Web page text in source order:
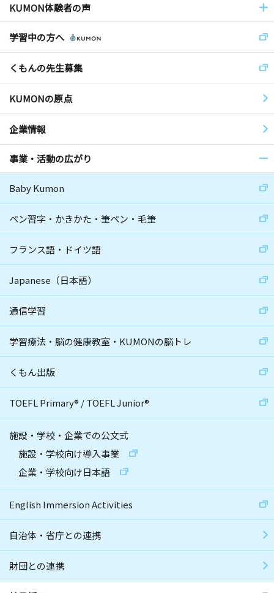
KUMON体験者の声
学習中の方へ
くもんの先生募集
KUMONの原点
企業情報
事業・活動の広がり
Baby Kumon
ペン習字・かきかた・筆ペン・毛筆
フランス語・ドイツ語
Japanese（日本語）
通信学習
学習療法・脳の健康教室・KUMONの脳トレ
くもん出版
TOEFL Primary® /TOEFL Junior®
施設・学校・企業での公文式
施設・学校向け導入事業
企業・学校向け日本語
English Immersion Activities
自治体・省庁との連携
財団との連携